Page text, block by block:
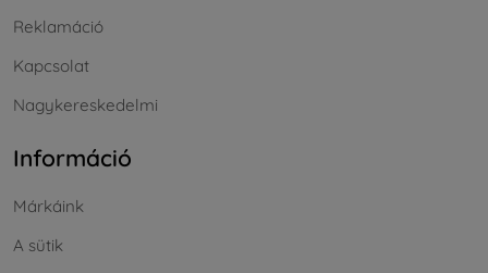
Reklamáció
Kapcsolat
Nagykereskedelmi
Információ
Márkáink
A sütik